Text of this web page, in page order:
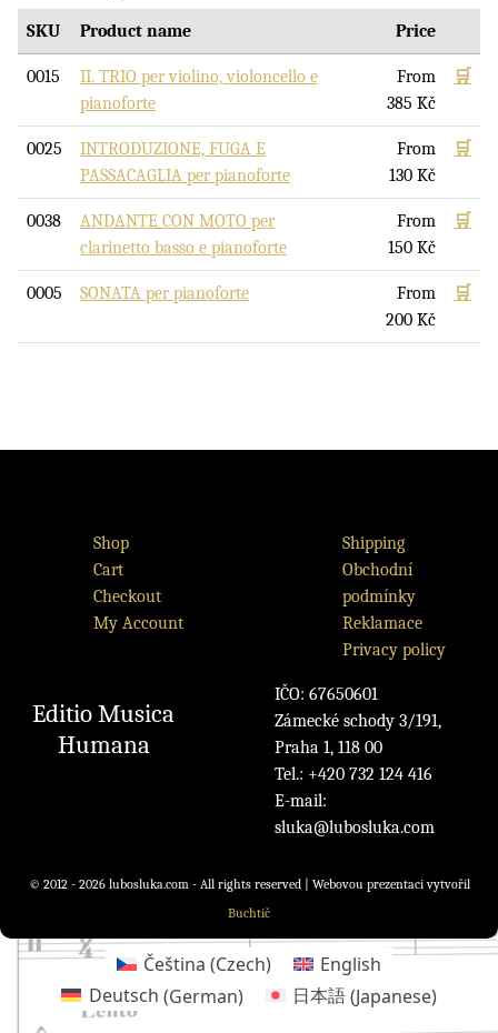
SKU Product name Price
0015
II. TRIO per violino, violoncello e
pianoforte
From
385 Kč
🛒
0025
INTRODUZIONE, FUGA E
PASSACAGLIA per pianoforte
From
130 Kč
🛒
0038
ANDANTE CON MOTO per
clarinetto basso e pianoforte
From
150 Kč
🛒
0005 SONATA per pianoforte
From
200 Kč
🛒
Shop
Cart
Checkout
My Account
Shipping
Obchodní
podmínky
Reklamace
Privacy policy
Editio Musica
Humana
IČO: 67650601
Zámecké schody 3/191,
Praha 1, 118 00
Tel.: +420 732 124 416
E-mail:
sluka@lubosluka.com
© 2012 - 2026 lubosluka.com - All rights reserved | Webovou prezentaci vytvořil
Buchtič
Čeština (Czech)
English
Deutsch (German) 日本語(Japanese)